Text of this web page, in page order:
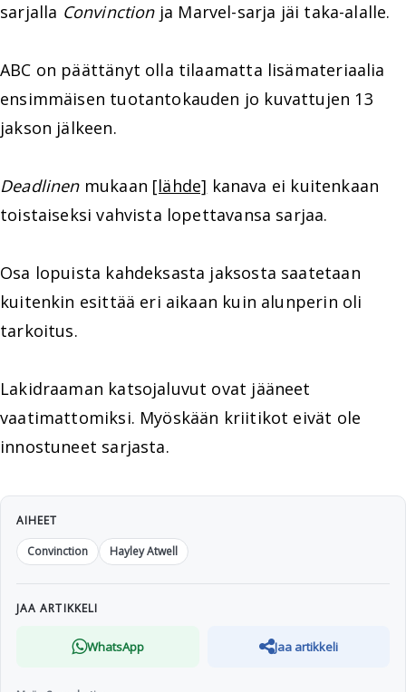
sarjalla Convinctionja Marvel-sarja jäi taka-alalle.
ABC on päättänyt olla tilaamatta lisämateriaalia
ensimmäisen tuotantokauden jo kuvattujen 13
jakson jälkeen.
Deadlinenmukaan [lähde] kanava ei kuitenkaan
toistaiseksi vahvista lopettavansa sarjaa.
Osa lopuista kahdeksasta jaksosta saatetaan
kuitenkin esittää eri aikaan kuin alunperin oli
tarkoitus.
Lakidraaman katsojaluvut ovat jääneet
vaatimattomiksi. Myöskään kriitikot eivät ole
innostuneet sarjasta.
AIHEET
Convinction
Hayley Atwell
JAA ARTIKKELI
WhatsApp Jaa artikkeli